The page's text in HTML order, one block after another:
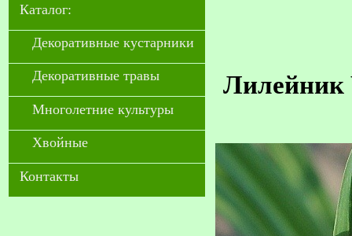
Каталог:
Декоративные кустарники
Декоративные травы
Многолетние культуры
Хвойные
Контакты
Лилейник